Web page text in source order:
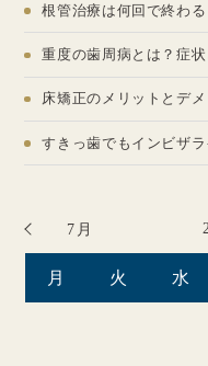
根管治療は何回で終わ
重度の歯周病とは？症
床矯正のメリットとデ
すきっ歯でもインビザ
月 火 水
7月